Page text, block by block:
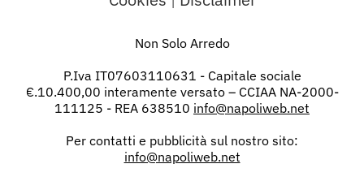
Non Solo Arredo
P.Iva IT07603110631 - Capitale sociale
€.10.400,00 interamente versato – CCIAA NA-2000-
111125 - REA 638510 info@napoliweb.net
Per contatti e pubblicità sul nostro sito:
info@napoliweb.net